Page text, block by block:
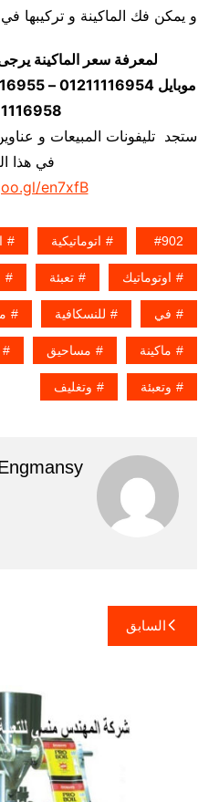
و يمكن فك الماكينة و تركيبها
لمعرفة سعر الماكينة
ستجد تليفونات المبيعات و
في هذا
en7xfB
902 اتوماتيكية
اوتوماتيك تعبئة
في للنسكافية
ماكينة مساحيق
وتعبئة وتغليف
تصفّح
المقالات
السابق